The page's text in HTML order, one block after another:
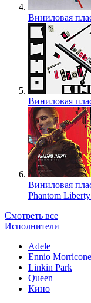
Виниловая
Виниловая
Виниловая
Phantom
Смотреть все
Исполнители
Adele
Ennio Morricone
Linkin Park
Queen
Кино